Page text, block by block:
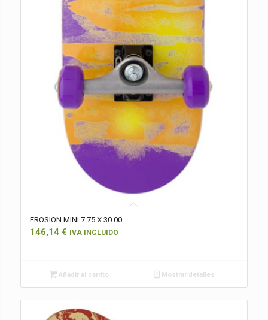
EROSION MINI 7.75 X 30.00
146,14 € IVA INCLUIDO
Añadir al carrito Mostrar detalles